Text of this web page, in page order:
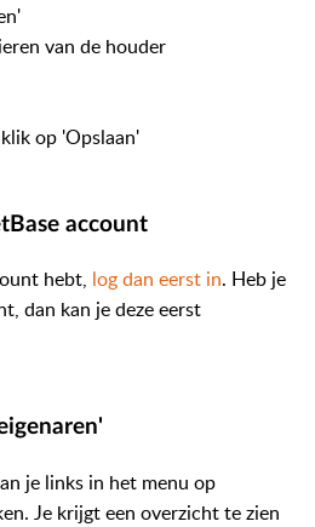
van de houder
op 'Opslaan'
account
hebt, log dan eerst in. Heb je
dan kan je deze eerst
je links in het menu op
Je krijgt een overzicht te zien